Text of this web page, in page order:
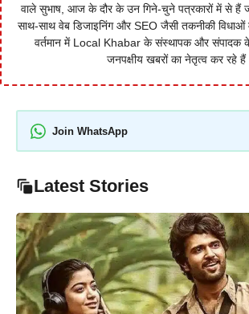
वाले सुभाष, आज के दौर के उन गिने-चुने पत्रकारों में से हैं
साथ-साथ वेब डिजाइनिंग और SEO जैसी तकनीकी
वर्तमान में Local Khabar के संस्थापक और संपादक
जनपक्षीय खबरों का नेतृत्व कर रहे
Join WhatsApp
Latest Stories